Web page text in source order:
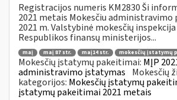
Registracijos numeris KM2830 Ši
2021 metais Mokesčiu
2021 m. Valstybinė mokesčių
Respublikos finansų ministerijos...
maį maį 87 str. maį14 str. mokesčių įstatymų
Mokesčių įstatymų pakeitimai: MĮP
administravimo įstatymas Mokesčių
kategorijos: Mokesčių įstatymų
įstatymų pakeitimai 2021 metais